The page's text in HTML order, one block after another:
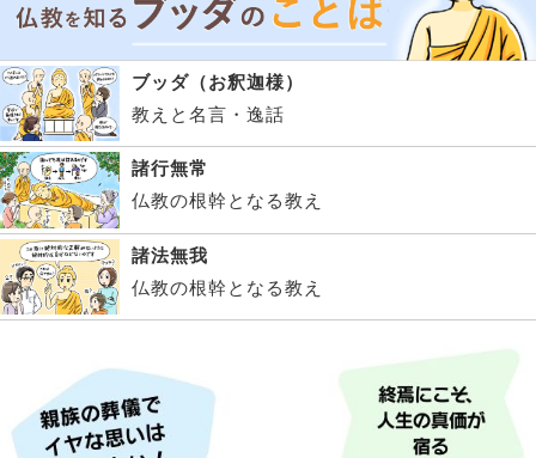
ブッダ（お釈迦様）
教えと名言・逸話
諸行無常
仏教の根幹となる教え
諸法無我
仏教の根幹となる教え